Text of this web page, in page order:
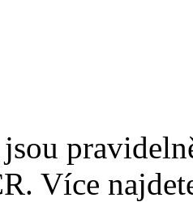
Více